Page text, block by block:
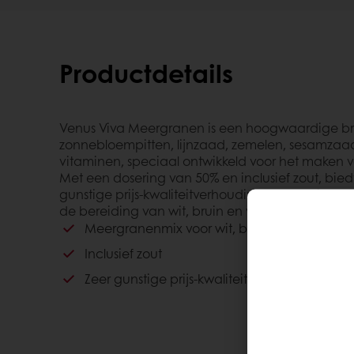
Productdetails
Venus Viva Meergranen is een hoogwaardige
zonnebloempitten, lijnzaad, zemelen,
vitaminen, speciaal ontwikkeld voor het maken
Met een dosering van 50% en inclusief zout,
gunstige prijs-kwaliteitverhouding. Venus Viva
de bereiding van wit, bruin en volkoren tarwe
Meergranenmix voor wit, bruin en volkoren
Inclusief zout
Zeer gunstige prijs-kwaliteit verhouding